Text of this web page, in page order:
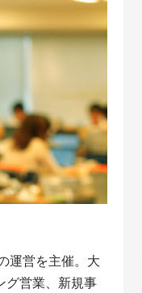
運営を主催。大
グ営業、新規事